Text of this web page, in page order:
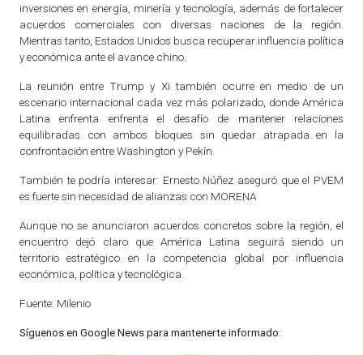
inversiones en energía, minería y tecnología, además de fortalecer
acuerdos comerciales con diversas naciones de la región.
Mientras tanto, Estados Unidos busca recuperar influencia política
y económica ante el avance chino.
La reunión entre Trump y Xi también ocurre en medio de un
escenario internacional cada vez más polarizado, donde América
Latina enfrenta enfrenta el desafío de mantener relaciones
equilibradas con ambos bloques sin quedar atrapada en la
confrontación entre Washington y Pekín.
También te podría interesar: Ernesto Núñez aseguró que el PVEM
es fuerte sin necesidad de alianzas con MORENA
Aunque no se anunciaron acuerdos concretos sobre la región, el
encuentro dejó claro que América Latina seguirá siendo un
territorio estratégico en la competencia global por influencia
económica, política y tecnológica.
Fuente: Milenio
Síguenos en Google News para mantenerte informado: